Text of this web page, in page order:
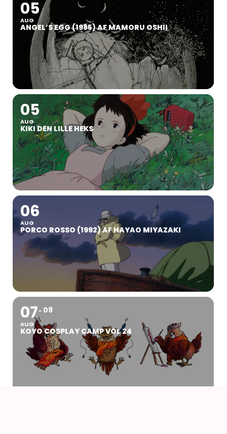
05
AUG
ANGEL’S EGG (1985) AF MAMORU OSHII
05
AUG
KIKI DEN LILLE HEKS
06
AUG
PORCO ROSSO (1992) AF HAYAO MIYAZAKI
07
AUG
09
KOYO COSPLAY CAMP VOL 24